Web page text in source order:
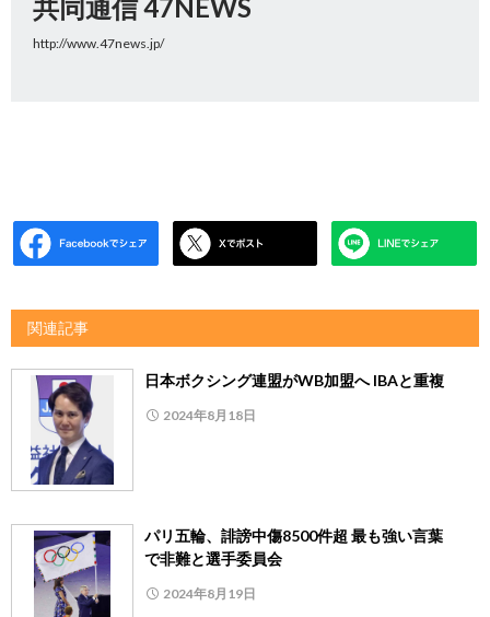
共同通信 47NEWS
http://www.47news.jp/
関連記事
日本ボクシング連盟がWB加盟へ IBAと重複
2024年8月18日
パリ五輪、誹謗中傷8500件超 最も強い言葉
で非難と選手委員会
2024年8月19日